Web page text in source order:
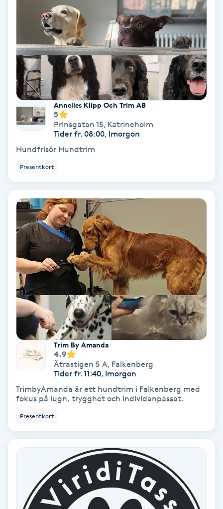
Hot Stone Massage
Hot yoga
Hudföryngring
Huduppstramning
Hudvård
Hyaluronsyra
Hyperhidros
Hypnos
Hårborttagning
Hårbottenbehandling
Hårförlängning
Hårvård
Hälsa
Idrottsmassage
IPL hårborttagning
IR-massage
Annelies Klipp Och Trim AB
5
Prinsgatan 15, Katrineholm
Tider fr. 08:00, Imorgon
Hundfrisör Hundtrim
Presentkort
Trim By Amanda
4.9
Ätrastigen 5 A, Falkenberg
Tider fr. 11:40, Imorgon
TrimbyAmanda är ett hundtrim i Falkenberg med
fokus på lugn, trygghet och individanpassat.
Presentkort